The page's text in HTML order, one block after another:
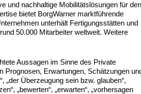
und nachhaltige Mobilitätslösungen für
bietet BorgWarner marktführende
unterhält Fertigungsstätten und
50.000 Mitarbeiter weltweit. Weitere
Aussagen im Sinne des Private
Prognosen, Erwartungen, Schätzungen
„der Überzeugung sein bzw. glauben“,
„bewerten“, „erwarten“, „vorhersagen